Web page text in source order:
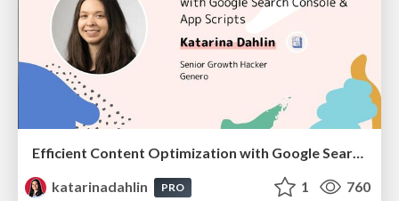
Efficient Content Optimization with Google Search Console & Apps Script
katarinadahlin
PRO 1 760